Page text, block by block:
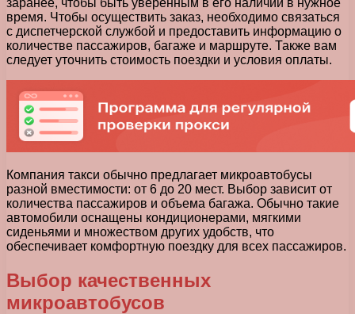
заранее, чтобы быть уверенным в его наличии в нужное
время. Чтобы осуществить заказ, необходимо связаться
с диспетчерской службой и предоставить информацию о
количестве пассажиров, багаже и маршруте. Также вам
следует уточнить стоимость поездки и условия оплаты.
Компания такси обычно предлагает микроавтобусы
разной вместимости: от 6 до 20 мест. Выбор зависит от
количества пассажиров и объема багажа. Обычно такие
автомобили оснащены кондиционерами, мягкими
сиденьями и множеством других удобств, что
обеспечивает комфортную поездку для всех пассажиров.
Выбор качественных
микроавтобусов